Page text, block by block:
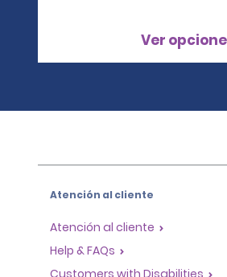
Ver
Atención al cliente
Atención al cliente
Help & FAQs
Customers with Disabilities